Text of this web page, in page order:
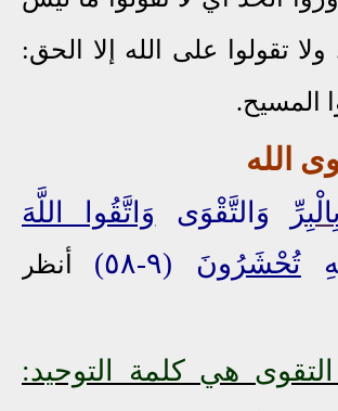
ولا تقولوا على الله إلا الحق:
المسيح.
الله
بِالْبِرِّ وَالتَّقْوَى وَاتَّقُوا اللَّهَ
تُحْشَرُونَ (٩-٥٨)
أنظر
هي كلمة التوحيد: